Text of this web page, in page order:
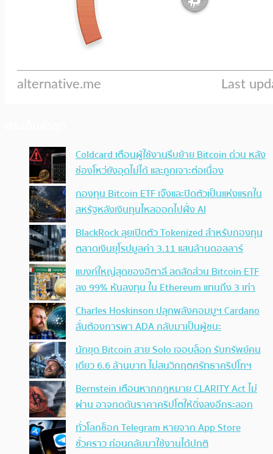
Coldcard เตือนผู้ใช้งานรีบย้าย Bitcoin ด่วน หลัง
ช่องโหว่ยังอุดไม่ได้ และถูกเจาะต่อเนื่อง
กองทุน Bitcoin ETF เจ๊งและปิดตัวเป็นแห่งแรกใน
สหรัฐหลังเงินทุนไหลออกไปฝั่ง AI
BlackRock ลุยเปิดตัว Tokenized สำหรับกองทุน
ตลาดเงินยุโรปมูลค่า 3.11 แสนล้านดอลลาร์
แบงก์ใหญ่สุดของอิตาลี ลดสัดส่วน Bitcoin ETF
ลง 99% หันลงทุน ใน Ethereum แทนถึง 3 เท่า
Charles Hoskinson ปลุกพลังคอมมูฯ Cardano
ลั่นต้องการพา ADA กลับมาเป็นผู้ชนะ
นักขุด Bitcoin สาย Solo เจอบล็อก รับทรัพย์คน
เดียว 6.6 ล้านบาท ไม่สนวิกฤตศรัทธาคริปโทฯ
Bernstein เตือนหากกฎหมาย CLARITY Act ไม่
ผ่าน อาจกดดันราคาคริปโตให้ดิ่งลงอีกระลอก
ทั่วโลกช็อก Telegram หายจาก App Store
ชั่วคราว ก่อนกลับมาใช้งานได้ปกติ